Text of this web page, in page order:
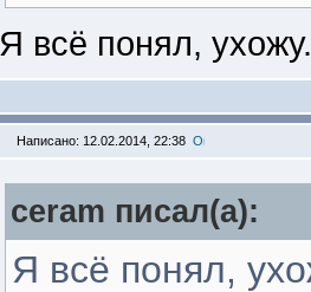
Я всё понял,
Написано: 12.02.2014, 22:38
ceram писал(a):
Я всё понял,